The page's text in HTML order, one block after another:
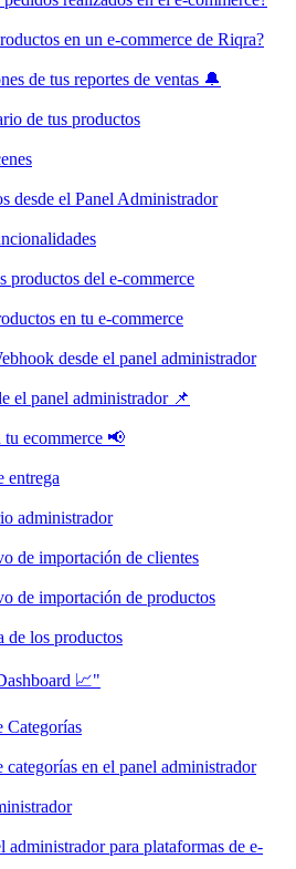
en un e-commerce de Riqra?
de tus reportes de ventas 🔔
de tus productos
desde el Panel Administrador
productos del e-commerce
en tu e-commerce
desde el panel administrador
el panel administrador 📌
tu ecommerce 📢
entrega
administrador
de importación de clientes
de importación de productos
de los productos
📈"
Categorías
en el panel administrador
administrador para plataformas de e-